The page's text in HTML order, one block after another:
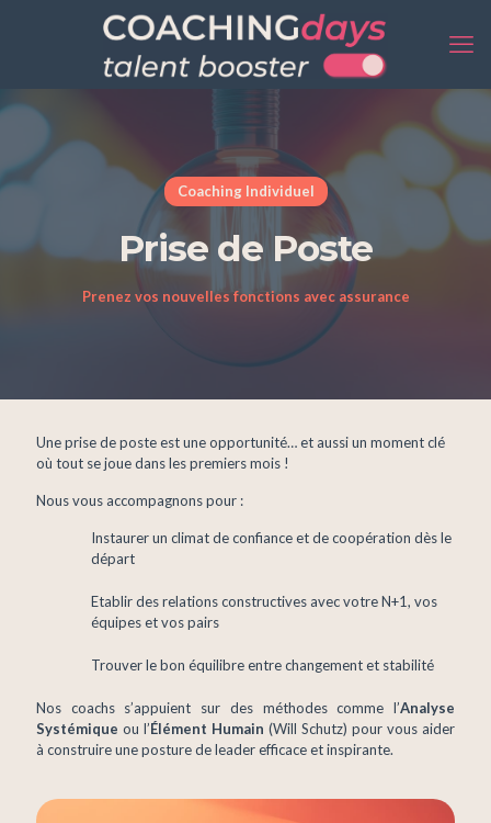
Coaching Individuel
Prise de Poste
Prenez vos nouvelles fonctions avec assurance
Une prise de poste est une opportunité… et aussi un moment clé
où tout se joue dans les premiers mois !
Nous vous accompagnons pour :
Instaurer un climat de confiance et de coopération dès le
départ
Etablir des relations constructives avec votre N+1, vos
équipes et vos pairs
Trouver le bon équilibre entre changement et stabilité
Nos coachs s’appuient sur des méthodes comme l’Analyse
Systémique ou l’Élément Humain (Will Schutz) pour vous aider
à construire une posture de leader efficace et inspirante.